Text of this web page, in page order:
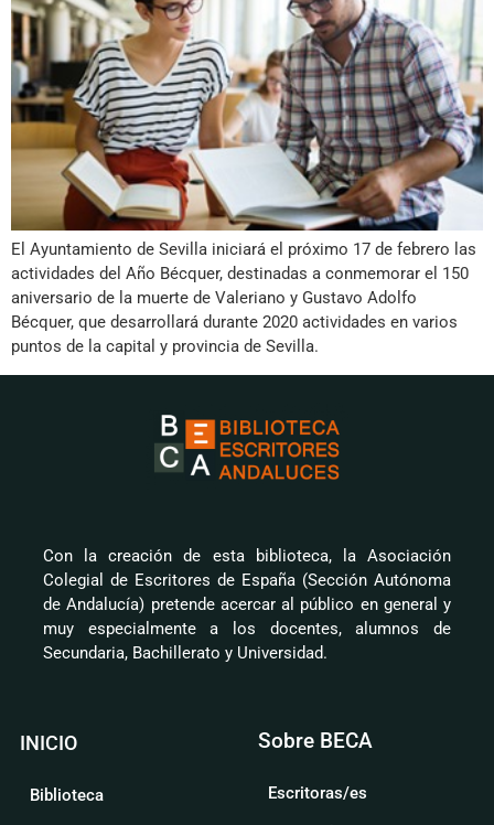
El Ayuntamiento de Sevilla iniciará el próximo 17 de febrero las
actividades del Año Bécquer, destinadas a conmemorar el 150
aniversario de la muerte de Valeriano y Gustavo Adolfo
Bécquer, que desarrollará durante 2020 actividades en varios
puntos de la capital y provincia de Sevilla.
Con la creación de esta biblioteca, la Asociación
Colegial de Escritores de España (Sección Autónoma
de Andalucía) pretende acercar al público en general y
muy especialmente a los docentes, alumnos de
Secundaria, Bachillerato y Universidad.
INICIO
Biblioteca
Sobre BECA
Escritoras/es